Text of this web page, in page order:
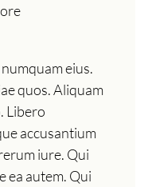
eius.
quos. Aliquam
Libero
accusantium
iure. Qui
ea autem. Qui